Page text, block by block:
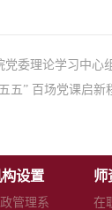
党委理论学习中心
五” 百场党课启
设置
管理系
师
在